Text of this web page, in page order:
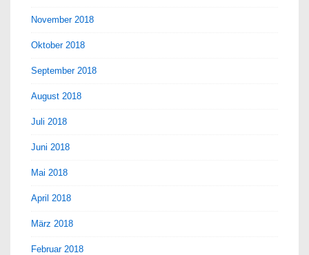
November 2018
Oktober 2018
September 2018
August 2018
Juli 2018
Juni 2018
Mai 2018
April 2018
März 2018
Februar 2018